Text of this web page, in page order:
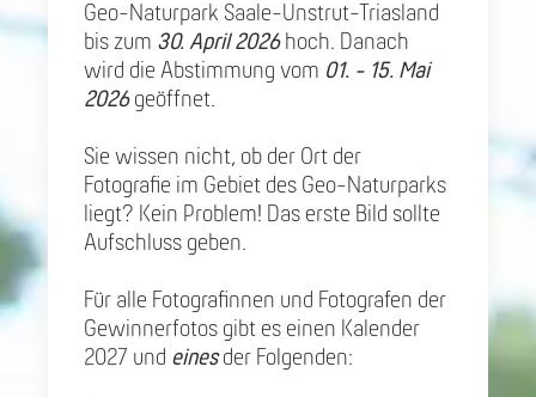
Geo-Naturpark Saale-Unstrut-Triasland
bis zum 30. April 2026hoch. Danach
wird die Abstimmung vom 01. - 15. Mai
2026geöffnet.
Sie wissen nicht, ob der Ort der
Fotografie im Gebiet des Geo-Naturparks
liegt? Kein Problem! Das erste Bild sollte
Aufschluss geben.
Für alle Fotografinnen und Fotografen der
Gewinnerfotos gibt es einen Kalender
2027 und einesder Folgenden: